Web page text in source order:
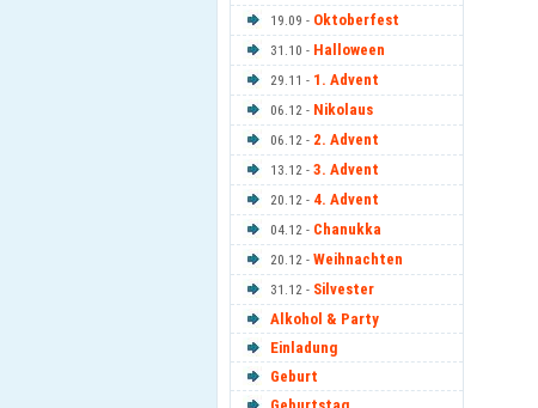
19.09 - Oktoberfest
31.10 - Halloween
29.11 - 1. Advent
06.12 - Nikolaus
06.12 - 2. Advent
13.12 - 3. Advent
20.12 - 4. Advent
04.12 - Chanukka
20.12 - Weihnachten
31.12 - Silvester
Alkohol & Party
Einladung
Geburt